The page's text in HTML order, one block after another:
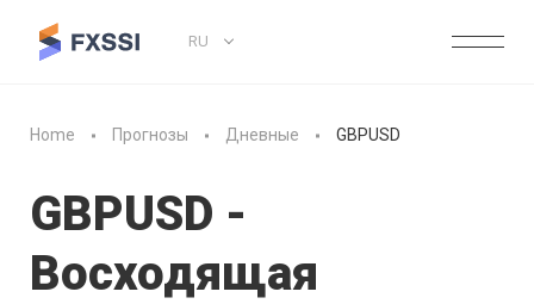
RU
Home Прогнозы Дневные GBPUSD
GBPUSD -
Восходящая